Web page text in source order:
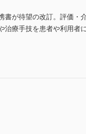
が待望の改訂。評価・
療手技を患者や利用者